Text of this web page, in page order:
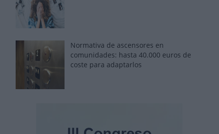
Normativa de ascensores en
comunidades: hasta 40.000 euros de
coste para adaptarlos